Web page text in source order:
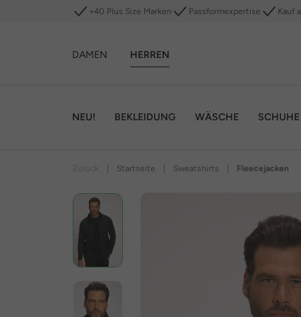
+40 Plus Size Marken Passformexpertise Kauf
DAMEN HERREN
NEU! BEKLEIDUNG WÄSCHE SCHUHE
Startseite Sweatshirts Fleecejacken